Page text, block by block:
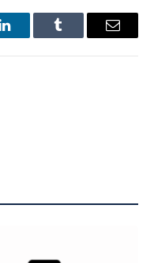
LinkedInTumblr Email